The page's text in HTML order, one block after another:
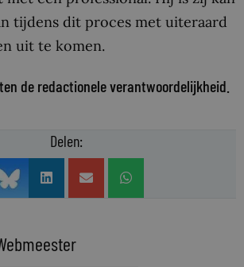
tijdens dit proces met uiteraard
uit te komen.
de redactionele verantwoordelijkheid.
Delen: